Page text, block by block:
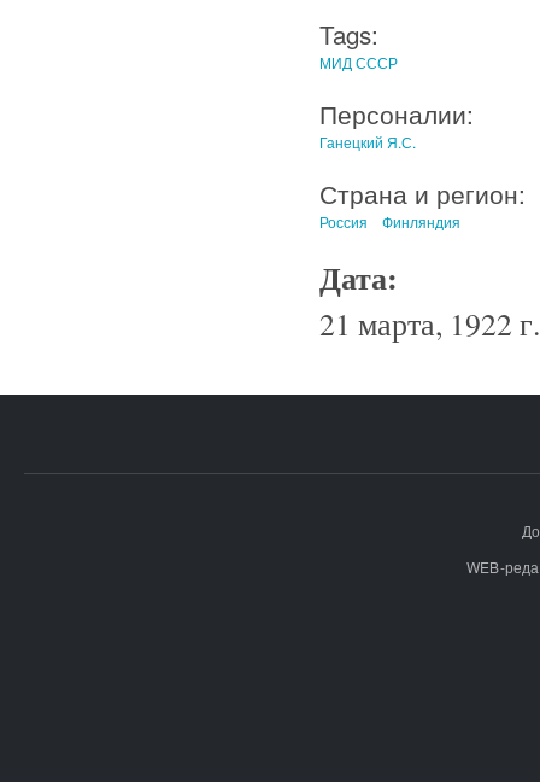
Tags:
МИД СССР
Персоналии:
Ганецкий Я.С.
Страна и регион:
Россия Финляндия
Дата:
21 марта, 1922 г.
WEB-